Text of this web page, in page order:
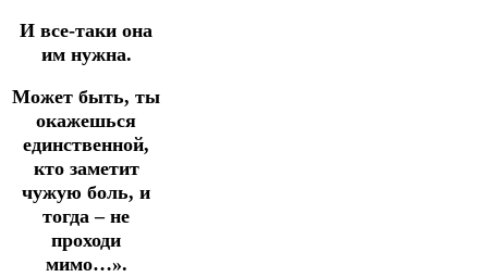
И все-таки она
им нужна.
Может быть, ты
окажешься
единственной,
кто заметит
чужую боль, и
тогда – не
проходи
мимо…».